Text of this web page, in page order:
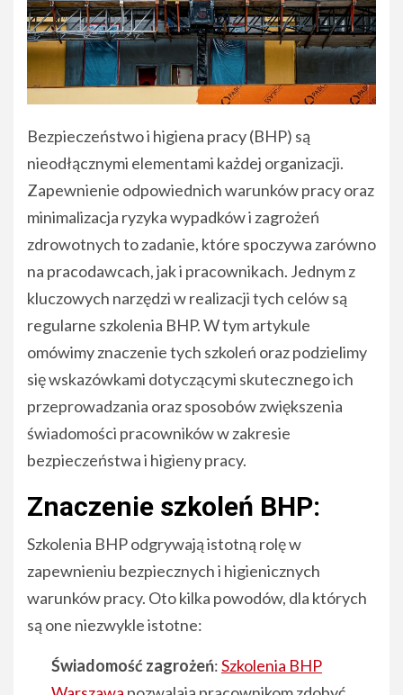
Bezpieczeństwo i higiena pracy (BHP) są
nieodłącznymi elementami każdej organizacji.
Zapewnienie odpowiednich warunków pracy oraz
minimalizacja ryzyka wypadków i zagrożeń
zdrowotnych to zadanie, które spoczywa zarówno
na pracodawcach, jak i pracownikach. Jednym z
kluczowych narzędzi w realizacji tych celów są
regularne szkolenia BHP. W tym artykule
omówimy znaczenie tych szkoleń oraz podzielimy
się wskazówkami dotyczącymi skutecznego ich
przeprowadzania oraz sposobów zwiększenia
świadomości pracowników w zakresie
bezpieczeństwa i higieny pracy.
Znaczenie szkoleń BHP:
Szkolenia BHP odgrywają istotną rolę w
zapewnieniu bezpiecznych i higienicznych
warunków pracy. Oto kilka powodów, dla których
są one niezwykle istotne:
Świadomość zagrożeń:Szkolenia BHP